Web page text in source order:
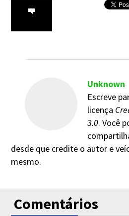
Unknown
Escreve
licença
3.0. Você
desde que credite o autor e
mesmo.
Comentários